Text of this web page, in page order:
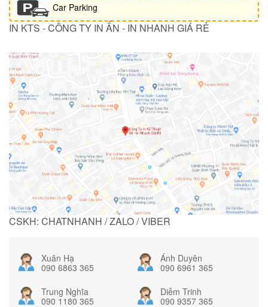
Car Parking
IN KTS - CÔNG TY IN ẤN - IN NHANH GIÁ RẺ
CSKH: CHATNHANH / ZALO / VIBER
Xuân Hạ
090 6863 365
Ánh Duyên
090 6961 365
Trung Nghĩa
090 1180 365
Diễm Trinh
090 9357 365